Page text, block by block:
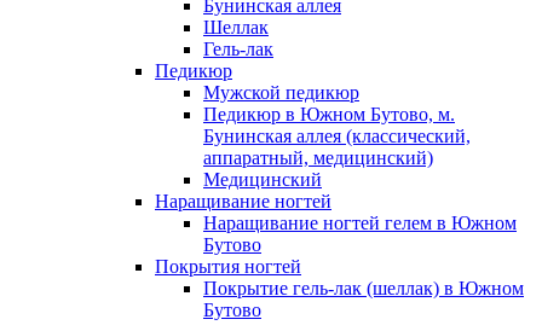
Газожидкостный пилинг
Газожидкостный пилинг головы
Газожидкостный пилинг лица
Эпиляция
Восковая депиляция
Депиляция подмышек
SPA-шугаринг
Электроэпиляция
Электроэпиляция живота
Электроэпиляция бикини
Электроэпиляция груди
Электроэпиляция лица
Эпиляция глубокого бикини
Бунинская аллея
Шеллак
Гель-лак
Педикюр
Мужской педикюр
Педикюр в Южном Бутово, м.
Бунинская аллея (классический,
аппаратный, медицинский)
Медицинский
Наращивание ногтей
Наращивание ногтей гелем в Южном
Бутово
Покрытия ногтей
Покрытие гель-лак (шеллак) в Южном
Бутово